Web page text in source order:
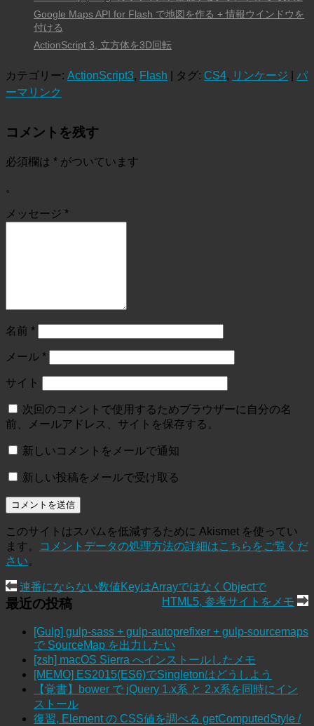
Google Maps API for Flash で地図を作る + 情報ウインドウを
付ける
ActionScript 3, 立方体を3D回転
カテゴリー: ActionScript3, Flash | タグ: CS4, リンケージ
パ
ーマリンク
コメントを残す
必須欄は * がついています
。
メッセージ *
名前 *
メール *
サイト
次回のコメントで使用するためブラウザーに自分の名
前、メールアドレス、サイトを保存する。
新しいコメントをメールで通知
新しい投稿をメールで受け取る
このサイトはスパムを低減するために Akismet を使ってい
ます。
コメントデータの処理方法の詳細はこちらをご覧くだ
さい。
連番にならない数値KeyはArrayではなくObjectで
HTML5, 参考サイトをメモ
最近の投稿
[Gulp] gulp-sass + gulp-autoprefixer + gulp-sourcemaps
で SourceMap を出力したい
[zsh] macOS Sierra へインストールしたメモ
[MEMO] ES2015(ES6)でSingletonはどうしよう
【覚書】bower で jQuery 1.x系 と 2.x系を同時にイン
ストール
復習, Element の CSS値を調べる getComputedStyle /